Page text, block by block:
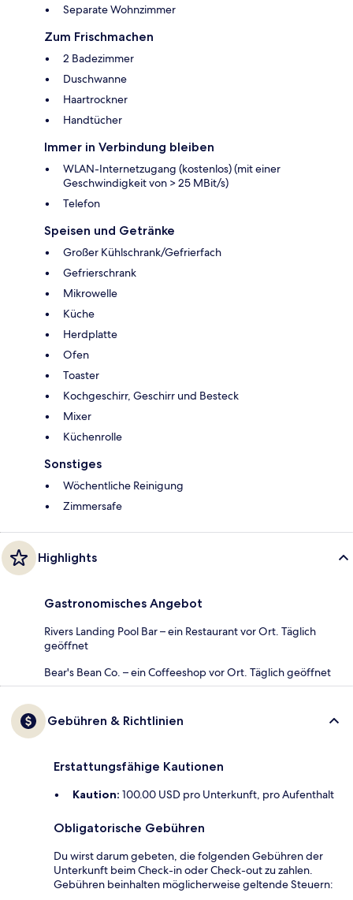
Separate Wohnzimmer
Zum Frischmachen
2 Badezimmer
Duschwanne
Haartrockner
Handtücher
Immer in Verbindung bleiben
WLAN-Internetzugang (kostenlos) (mit einer
Geschwindigkeit von > 25 MBit/s)
Telefon
Speisen und Getränke
Großer Kühlschrank/Gefrierfach
Gefrierschrank
Mikrowelle
Küche
Herdplatte
Ofen
Toaster
Kochgeschirr, Geschirr und Besteck
Mixer
Küchenrolle
Sonstiges
Wöchentliche Reinigung
Zimmersafe
Highlights
Gastronomisches Angebot
Rivers Landing Pool Bar – ein Restaurant vor Ort. Täglich
geöffnet
Bear's Bean Co. – ein Coffeeshop vor Ort. Täglich geöffnet
Gebühren & Richtlinien
Erstattungsfähige Kautionen
Kaution: 100.00 USD pro Unterkunft, pro Aufenthalt
Obligatorische Gebühren
Du wirst darum gebeten, die folgenden Gebühren der
Unterkunft beim Check-in oder Check-out zu zahlen.
Gebühren beinhalten möglicherweise geltende Steuern: